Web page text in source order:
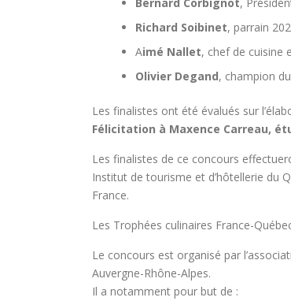
Bernard Corbignot,
Richard Soibinet, parrain
Aimé Nallet, chef de cuisine
Olivier Degand, champion
Les finalistes ont été évalués sur
Félicitation à Maxence Carreau,
Les finalistes de ce concours
Institut de tourisme et d’hôtellerie du
France.
Les Trophées culinaires France-
Le concours est organisé par
Auvergne-Rhône-Alpes.
Il a notamment pour but de :